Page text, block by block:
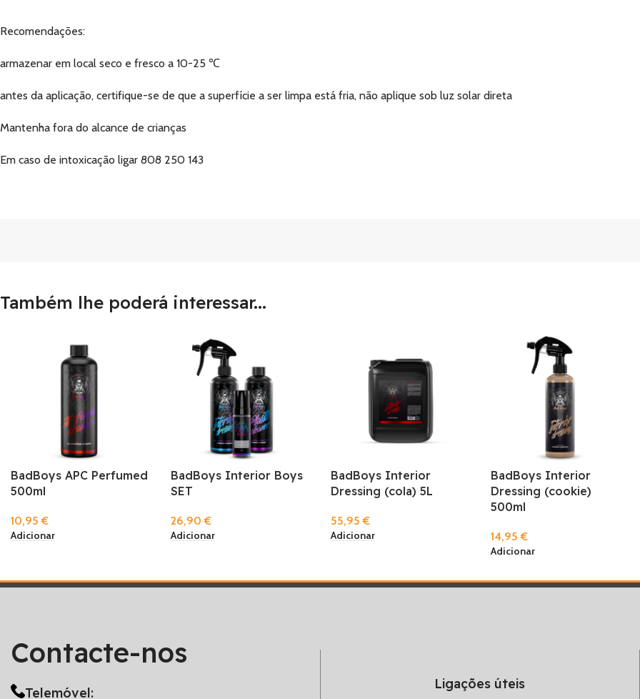
Recomendações:
armazenar em local seco e fresco a 10-25 ℃
antes da aplicação, certifique-se de que a superfície a ser limpa está fria, não aplique sob luz solar direta
Mantenha fora do alcance de crianças
Em caso de intoxicação ligar 808 250 143
Também lhe poderá interessar...
BadBoys APC Perfumed
500ml
10,95€
Adicionar
BadBoys Interior Boys
SET
26,90€
Adicionar
BadBoys Interior
Dressing (cola) 5L
55,95€
Adicionar
BadBoys Interior
Dressing (cookie)
500ml
14,95€
Adicionar
Contacte-nos
Telemóvel:
Ligações úteis